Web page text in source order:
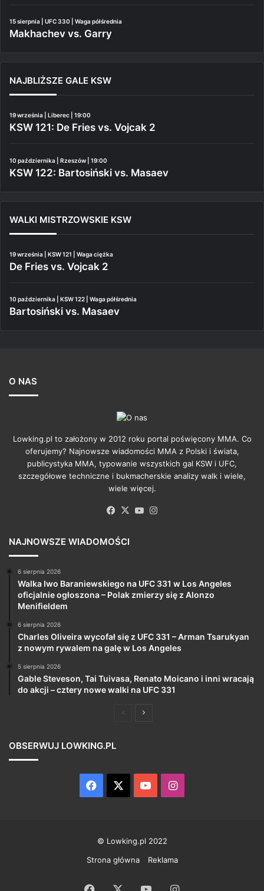
15 sierpnia | UFC 330 | Waga półśrednia
Makhachev vs. Garry
NAJBLIŻSZE GALE KSW
19 września | Liberec | 19:00
KSW 121: De Fries vs. Vojcak 2
10 października | Rzeszów | 19:00
KSW 122: Bartosiński vs. Masaev
WALKI MISTRZOWSKIE KSW
19 września | KSW 121 | Waga ciężka
De Fries vs. Vojcak 2
10 października | KSW 122 | Waga półśrednia
Bartosiński vs. Masaev
O NAS
Lowking.pl to założony w 2012 roku portal poświęcony MMA. Co
oferujemy? Najnowsze wiadomości MMA z Polski i świata,
publicystyka MMA, typowanie wszystkich gal KSW i UFC,
szczegółowe techniczne i bukmacherskie analizy walk i wiele,
wiele więcej.
Facebook
X YouTube
NAJNOWSZE WIADOMOŚCI
6 sierpnia 2026
Walka Iwo Baraniewskiego na UFC 331 w Los Angeles
oficjalnie ogłoszona – Polak zmierzy się z Alonzo
Menifieldem
6 sierpnia 2026
Charles Oliveira wycofał się z UFC 331 – Arman Tsarukyan
z nowym rywalem na galę w Los Angeles
5 sierpnia 2026
Gable Steveson, Tai Tuivasa, Renato Moicano i inni wracają
do akcji – cztery nowe walki na UFC 331
PoprzedniaNastępna
OBSERWUJ LOWKING.PL
Facebook YouTubeInstagram
© Lowking.pl 2022
Strona główna
Reklama
Facebook YouTubeInstagram